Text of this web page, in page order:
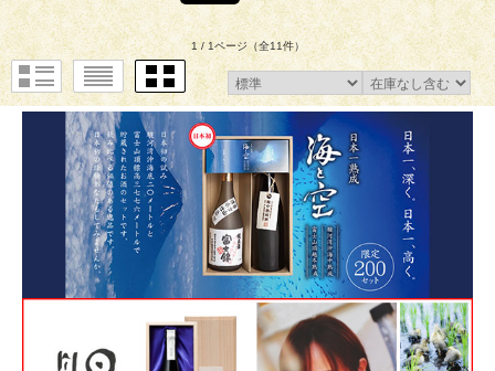
1 / 1ページ （全11件）